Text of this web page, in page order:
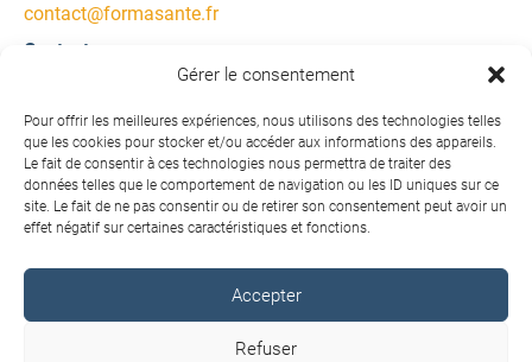
Gérer le consentement
Pour offrir les meilleures expériences, nous utilisons des technologies telles
que les cookies pour stocker et/ou accéder aux informations des appareils.
Le fait de consentir à ces technologies nous permettra de traiter des
données telles que le comportement de navigation ou les ID uniques sur ce
site. Le fait de ne pas consentir ou de retirer son consentement peut avoir un
effet négatif sur certaines caractéristiques et fonctions.
Accepter
Refuser
contact@formasante.fr
Contactez-nous
Une question ? Une demande d’information ?
Contactez-nous
Copyright © 2026 FORMA SANTÉ. Tous droits réservés.